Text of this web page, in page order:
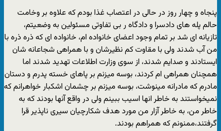
پنجاه و چهار روز در حالی در اعتصاب غذا بودم که علاوه بر وخامت
حالم پله های دادسرا و دادگاه ر بی تفاوتی مسئولین به وضعیتم،
تازیانه ای شد بر تمام وجود اعضای خانواده ام، خانواده ای که ذره ذره با
من آب شدند ولی با مقاوت کم نظیرشان و با همراهی شجاعانه شان
ایستادند و صدایم شدند، از سوی وزارت اطلاعات تهدید شدند اما
همچنان همراهی ام کردند، بوسه میزنم بر پاهای خسته پدرم و دستان
مادرم که مادرانه مینوشت، بوسه میزنم بر چشمان اشکبار خواهرانم که
نمیخواستند به خاطر انها اسیب ببینم ولی در واقع آنها بودند که به
خاطر من، به خاطر آزار من مورد هدف شکارچیان سیری ناپذیر قرا
گرفتند،ممنونم که همراهم بودند.